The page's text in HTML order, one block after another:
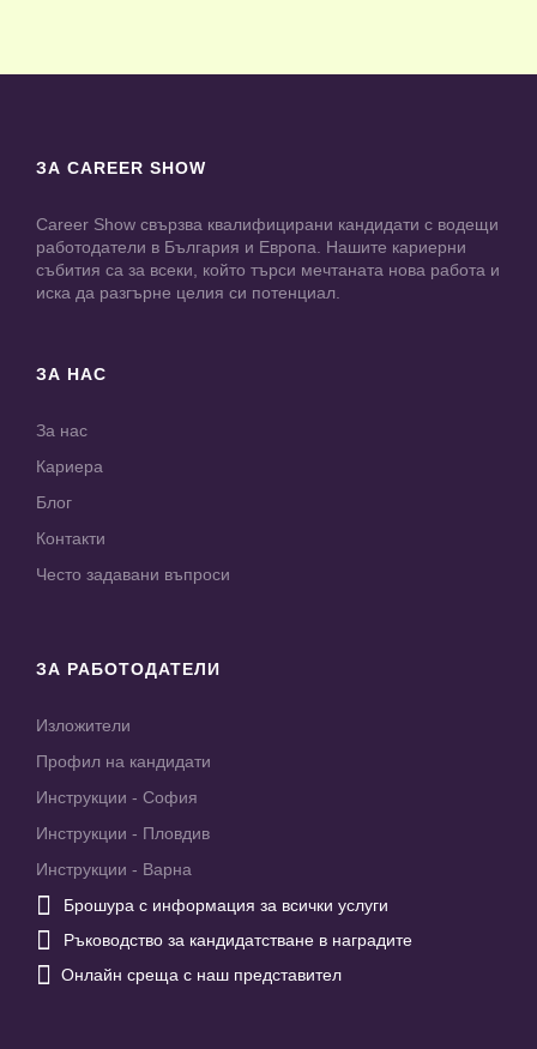
ЗА CAREER SHOW
Career Show свързва квалифицирани кандидати с водещи
работодатели в България и Европа. Нашите кариерни
събития са за всеки, който търси мечтаната нова работа и
иска да разгърне целия си потенциал.
ЗА НАС
За нас
Кариера
Блог
Контакти
Често задавани въпроси
ЗА РАБОТОДАТЕЛИ
Изложители
Профил на кандидати
Инструкции - София
Инструкции - Пловдив
Инструкции - Варна
 Брошура с информация за всички услуги
 Ръководство за кандидатстване в наградите
 Онлайн среща с наш представител